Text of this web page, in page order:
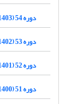
دوره 54 (1403)
دوره 53 (1402)
دوره 52 (1401)
دوره 51 (1400)